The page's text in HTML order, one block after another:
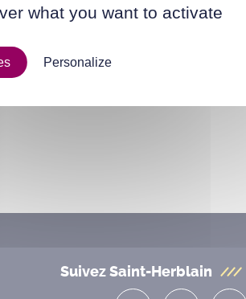
Suivez Saint-Herblain
what you want to activate
Personalize